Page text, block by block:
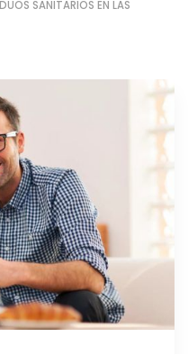
SANITARIOS EN LAS